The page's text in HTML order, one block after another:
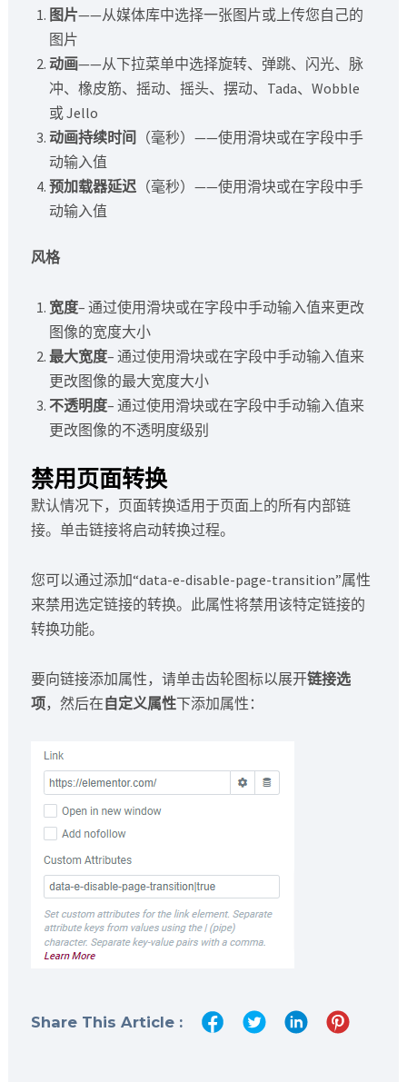
图片——从媒体库中选择一张图片或上传您自己的
图片
动画——从下拉菜单中选择旋转、弹跳、闪光、脉
冲、橡皮筋、摇动、摇头、摆动、Tada、Wobble
或 Jello
动画持续时间 （毫秒）——使用滑块或在字段中手
动输入值
预加载器延迟（毫秒）——使用滑块或在字段中手
动输入值
风格
宽度– 通过使用滑块或在字段中手动输入值来更改
图像的宽度大小
最大宽度– 通过使用滑块或在字段中手动输入值来
更改图像的最大宽度大小
不透明度– 通过使用滑块或在字段中手动输入值来
更改图像的不透明度级别
禁用页面转换
默认情况下，页面转换适用于页面上的所有内部链
接。单击链接将启动转换过程。
您可以通过添加“data-e-disable-page-transition”属性
来禁用选定链接的转换。此属性将禁用该特定链接的
转换功能。
要向链接添加属性，请单击齿轮图标以展开链接选
项，然后在自定义属性下添加属性：
Share This Article :